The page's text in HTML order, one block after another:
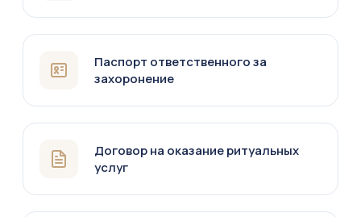
Паспорт ответственного за
захоронение
Договор на оказание ритуальных
услуг